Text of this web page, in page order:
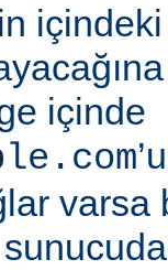
içinde
varsa